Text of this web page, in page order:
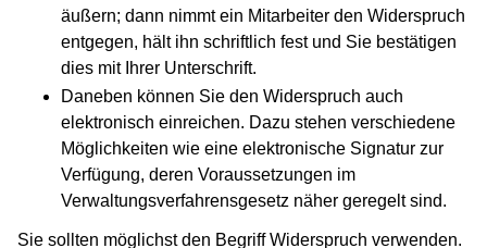
äußern; dann nimmt ein Mitarbeiter den Widerspruch
entgegen, hält ihn schriftlich fest und Sie bestätigen
dies mit Ihrer Unterschrift.
Daneben können Sie den Widerspruch auch
elektronisch einreichen. Dazu stehen verschiedene
Möglichkeiten wie eine elektronische Signatur zur
Verfügung, deren Voraussetzungen im
Verwaltungsverfahrensgesetz näher geregelt sind.
Sie sollten möglichst den Begriff Widerspruch verwenden.